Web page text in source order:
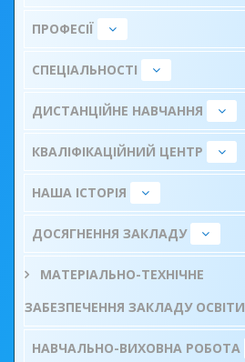
ПРОФЕСІЇ
СПЕЦІАЛЬНОСТІ
ДИСТАНЦІЙНЕ НАВЧАННЯ
КВАЛІФІКАЦІЙНИЙ ЦЕНТР
НАША ІСТОРІЯ
ДОСЯГНЕННЯ ЗАКЛАДУ
МАТЕРІАЛЬНО-ТЕХНІЧНЕ
ЗАБЕЗПЕЧЕННЯ ЗАКЛАДУ ОСВІТИ
НАВЧАЛЬНО-ВИХОВНА РОБОТА